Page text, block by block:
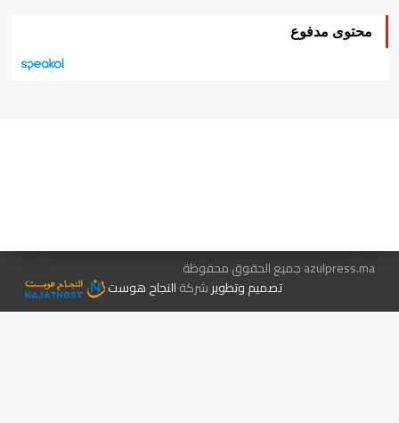
محتوى مدفوع
azulpress.ma جميع الحقوق محفوظة
تصميم وتطويرشركةالنجاح هوست